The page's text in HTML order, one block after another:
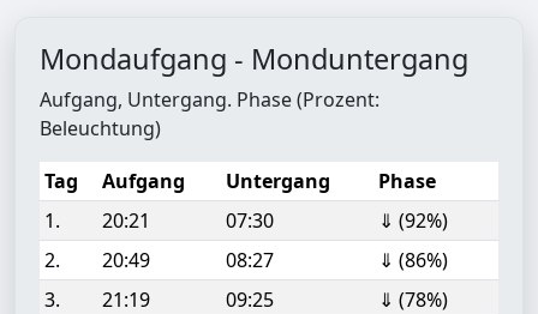
Mondaufgang - Monduntergang
Aufgang, Untergang. Phase (Prozent:
Beleuchtung)
Tag
Aufgang Untergang
Phase
1.
20:21 07:30
⇓ (92%)
2.
20:49 08:27
⇓ (86%)
3.
21:19 09:25
⇓ (78%)